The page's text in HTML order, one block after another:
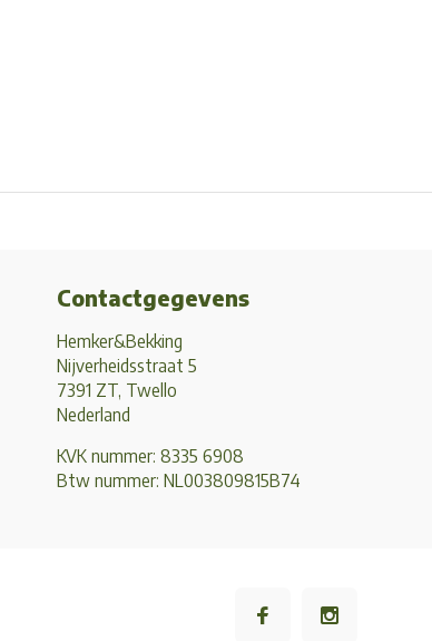
Contactgegevens
Hemker&Bekking
Nijverheidsstraat 5
7391 ZT, Twello
Nederland
KVK nummer: 8335 6908
Btw nummer: NL003809815B74